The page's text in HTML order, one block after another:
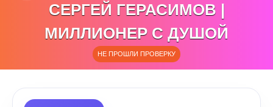
СЕРГЕЙ ГЕРАСИМОВ |
МИЛЛИОНЕР С ДУШОЙ
НЕ ПРОШЛИ ПРОВЕРКУ